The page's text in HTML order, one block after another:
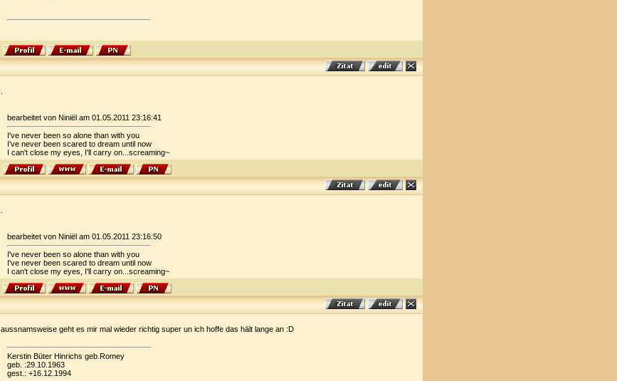
bearbeitet von Niniël am 01.05.2011 23:16:41
I've never been so alone than with you
I've never been scared to dream until now
I can't close my eyes, I'll carry on...screaming~
bearbeitet von Niniël am 01.05.2011 23:16:50
I've never been so alone than with you
I've never been scared to dream until now
I can't close my eyes, I'll carry on...screaming~
aussnamsweise geht es mir mal wieder richtig super un ich hoffe das hält lange an :D
Kerstin Büter Hinrichs geb.Romey
geb. :29.10.1963
gest.: +16.12.1994